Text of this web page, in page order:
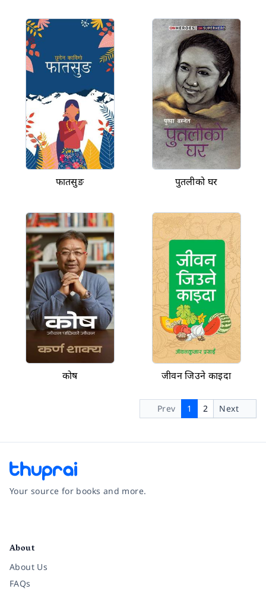
फातसुङ पुतलीको घर
कोष जीवन जिउने काइदा
Prev 1 2 Next
Your source for books and more.
About
About Us
FAQs